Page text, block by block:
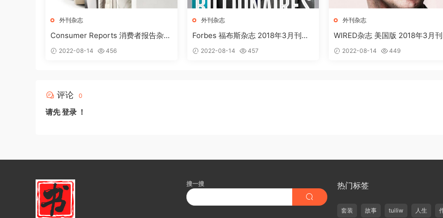
外刊杂志
Consumer Reports 消费者报告杂志
2022-08-14 456
外刊杂志
Forbes 福布斯杂志 2018年3月刊下
2022-08-14 457
外刊杂志
WIRED杂志 美国版 2018年3月
2022-08-14 449
评论 0
请先登录 ！
搜一搜 热门标签
套装 故事 tuiliw 人生